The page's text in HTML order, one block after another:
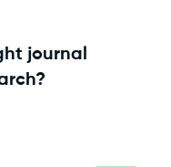
journal